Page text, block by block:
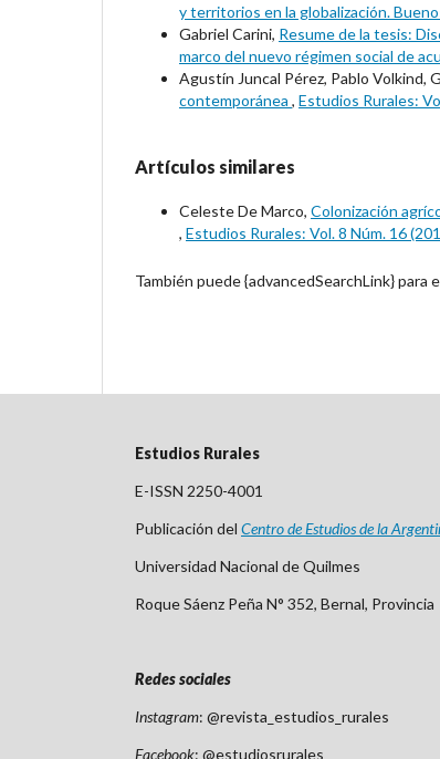
y territorios en la globalización.
Gabriel Carini, Resume de la tesis:
marco del nuevo régimen social de
Agustín Juncal Pérez, Pablo Volkind,
contemporánea , Estudios Rurales:
Artículos similares
Celeste De Marco, Colonización
, Estudios Rurales: Vol. 8 Núm. 16
También puede {advancedSearchLink} para
Estudios Rurales
E-ISSN 2250-4001
Publicación del Centrode Estudios de la
Universidad Nacional de Quilmes
Roque Sáenz Peña N° 352, Bernal,
Redes sociales
Instagram: @revista_estudios_rurales
Facebook: @estudiosrurales